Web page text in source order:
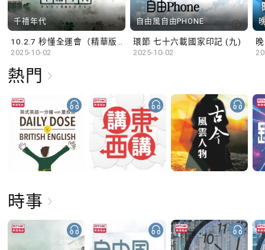
千禧年代
2025-10-02
自由風自由PHONE
環節 七十六載國家印記 (九)
2025-10-02
熱門
時事